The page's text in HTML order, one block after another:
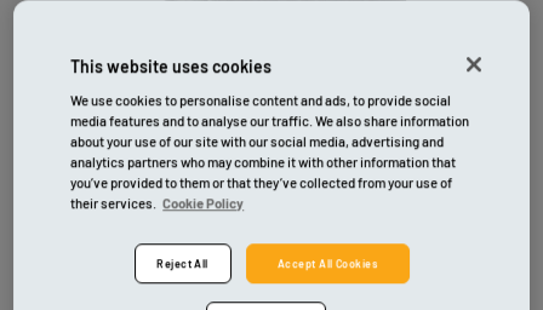
This website uses cookies
We use cookies to personalise content and ads, to provide social
media features and to analyse our traffic. We also share information
about your use of our site with our social media, advertising and
analytics partners who may combine it with other information that
you’ve provided to them or that they’ve collected from your use of
their services.
Cookie Policy
Reject All Accept All Cookies